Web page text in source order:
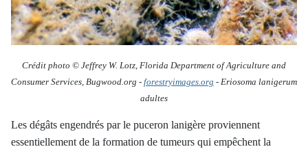
Crédit photo © Jeffrey W. Lotz, Florida Department of Agriculture and
Consumer Services, Bugwood.org - forestryimages.org - Eriosoma lanigerum
adultes
Les dégâts engendrés par le puceron lanigère proviennent
essentiellement de la formation de tumeurs qui empêchent la